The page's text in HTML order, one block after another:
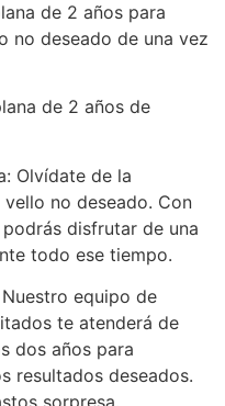
de 2 años para
no deseado de una vez
de 2 años de
Olvídate de la
no deseado. Con
disfrutar de una
todo ese tiempo.
equipo de
te atenderá de
dos años para
resultados deseados.